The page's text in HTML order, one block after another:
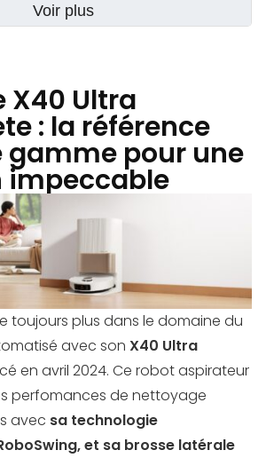
Voir plus
X40 Ultra
: la référence
gamme pour une
impeccable
toujours plus dans le domaine du
avec son X40 Ultra
en avril 2024. Ce robot aspirateur
perfomances de nettoyage
avec sa technologie
et sa brosse latérale